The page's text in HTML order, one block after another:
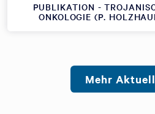
PUBLIKATION -
ONKOLOGIE (P.
Mehr